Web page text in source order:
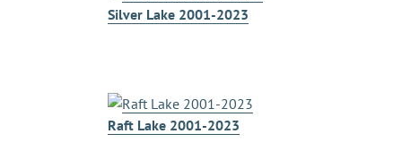
Silver Lake 2001-2023
Raft Lake 2001-2023